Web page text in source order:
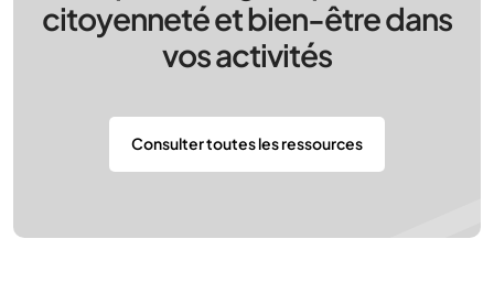
citoyenneté et bien-être dans
vos activités
Consulter toutes les ressources